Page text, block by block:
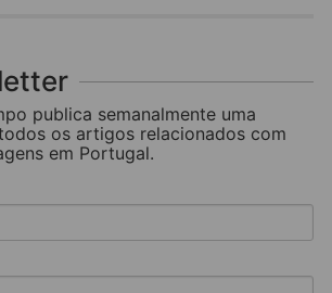
publica semanalmente uma
os artigos relacionados com
em Portugal.